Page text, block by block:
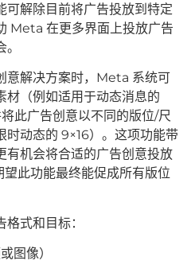
可解除目前将广告投放到特定
Meta 在更多界面上投放广告
意解决方案时，Meta 系统可
材（例如适用于动态消息的
此广告创意以不同的版位/尺
时动态的 9×16）。这项功能带
有机会将合适的广告创意投放
此功能最终能促成所有版位
式和目标：
图像）